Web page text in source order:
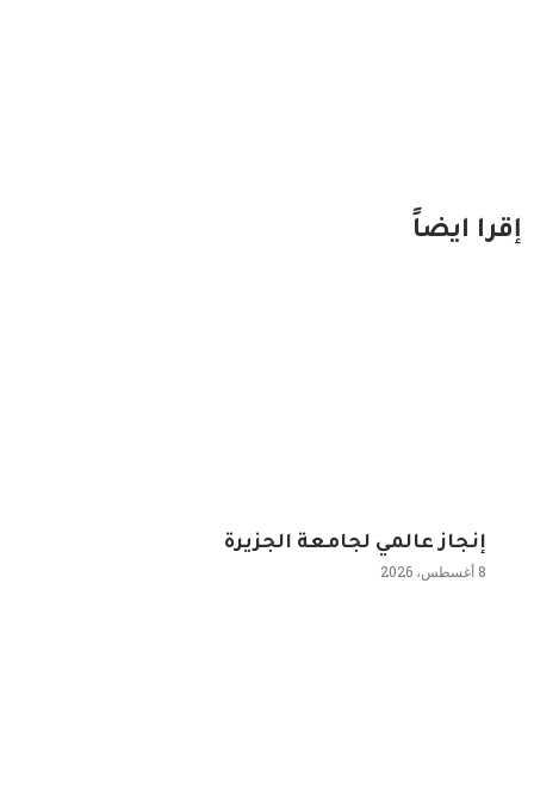
إقرا ايضاً
إنجاز عالمي لجامعة الجزيرة
8 أغسطس، 2026